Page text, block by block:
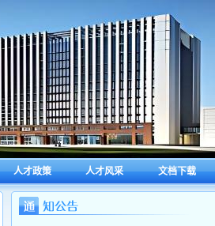
人才政策 人才风采 文档下载